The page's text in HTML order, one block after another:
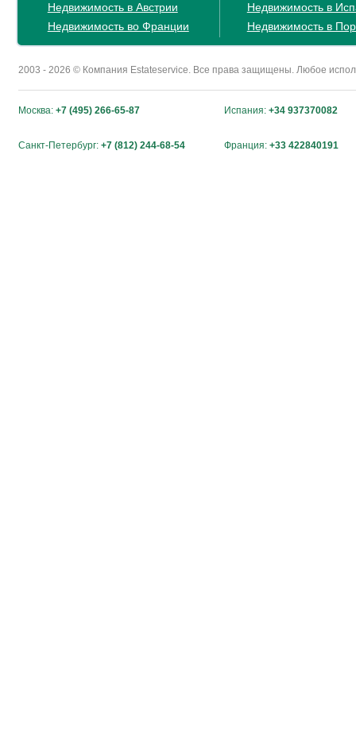
Недвижимость в Австрии
Недвижимость во Франции
Недвижимость в
Недвижимость в
2003 - 2026 © Компания Estateservice. Все права защищены. Любое
Москва: +7 (495) 266-65-87 Испания: +34 937370082
Санкт-Петербург: +7 (812) 244-68-54 Франция: +33 422840191